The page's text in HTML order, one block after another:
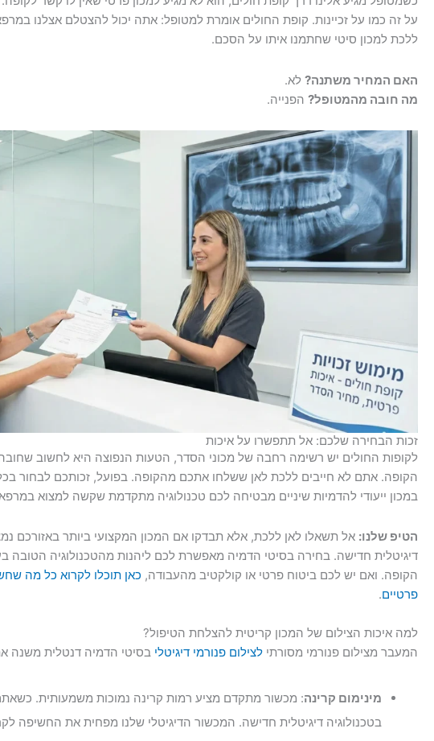
על זה כמו על זכיינות. קופת החולים אומרת למטופל: אתה יכול להצטלם אצלנו
ללכת למכון סיטי שחתמנו איתו על הסכם.
האם המחיר משתנה? לא.
מה חובה מהמטופל? הפנייה.
זכות הבחירה שלכם: אל תתפשרו על איכות
לקופות החולים יש רשימה רחבה של מכוני הסדר, הטעות הנפוצה היא לחשוב
הקופה. אתם לא חייבים ללכת לאן ששלחו אתכם מהקופה. בפועל, זכותכם לבחור
במכון ייעודי להדמיות שיניים מבטיחה לכם טכנולוגיה מתקדמת שקשה למצוא
הטיפ שלנו: אל תשאלו לאן ללכת, אלא תבדקו אם המכון המקצועי ביותר באזורכם
דיגיטלית חדישה. בחירה בסיטי הדמיה מאפשרת לכם ליהנות מהטכנולוגיה הטובה
הקופה. ואם יש לכם ביטוח פרטי או קולקטיב מהעבודה, כאן תוכלו לקרוא כל מה
פרטיים.
למה איכות הצילום של המכון קריטית להצלחת הטיפול?
המעבר מצילום פנורמי מסורתי לצילום פנורמי דיגיטלי בסיטי הדמיה דנטלית משנה
מינימום קרינה: מכשור מתקדם מציע רמות קרינה נמוכות משמעותית. כשאתם